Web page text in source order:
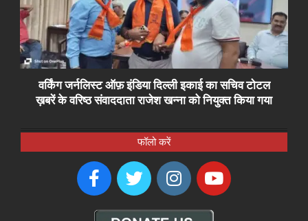
वर्किंग जर्नलिस्ट ऑफ़ इंडिया दिल्ली इकाई का सचिव टोटल
ख़बरें के वरिष्ठ संवाददाता राजेश खन्ना को नियुक्त किया गया
फॉलो करें